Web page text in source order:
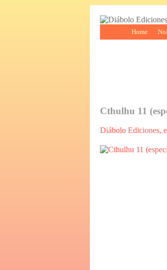
Home
Cthulhu 11
Diábolo Ediciones,